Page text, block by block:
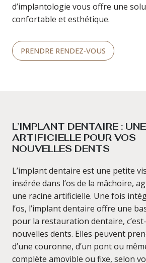
d’implantologie vous offre une
confortable et esthétique.
PRENDRE RENDEZ‑VOUS
L’IMPLANT DENTAIRE :
ARTIFICIELLE POUR VOS
NOUVELLES DENTS
L’implant dentaire est une petite
insérée dans l’os de la mâchoire,
une racine artificielle. Une fois
l’os, l’implant dentaire offre une
pour la restauration dentaire,
nouvelles dents. Elles peuvent
d’une couronne, d’un pont ou
complète amovible ou fixe, selon